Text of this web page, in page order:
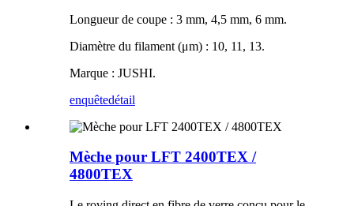
Longueur de coupe : 3 mm, 4,5 mm, 6 mm.
Diamètre du filament (μm) : 10, 11, 13.
Marque : JUSHI.
enquêtedétail
Mèche pour LFT 2400TEX /
4800TEX